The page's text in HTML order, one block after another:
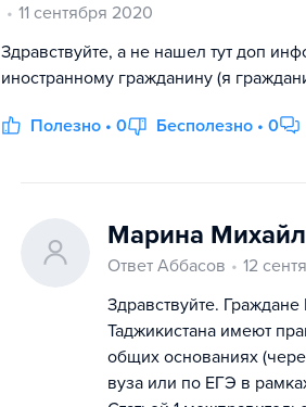
11 сентября 2020
Здравствуйте, а не нашел тут доп
иностранному гражданину (я
Полезно • 0 Бесполезно • 0
Марина
Ответ Аббасов
12
Здравствуйте.
Таджикистана имеют
общих основаниях
вуза или по ЕГЭ в